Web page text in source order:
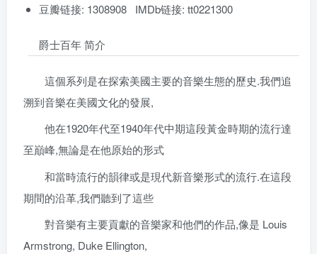
豆瓣链接: 1308908 IMDb链接: tt0221300
爵士百年 简介
這個系列是在探索美國主要的音樂生態的歷史.我們追
溯到音樂在美國文化的發展,
他在1920年代至1940年代中期這段黃金時期的流行達
至巔峰,無論是在他原始的形式
和當時流行的韻律或是現代新音樂形式的流行.在這段
期間的沿革,我們聽到了這些
對音樂有主要貢獻的音樂家和他們的作品,像是 Louis
Armstrong, Duke Ellington,